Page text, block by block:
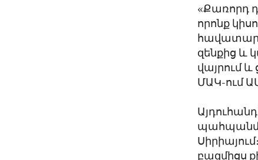
«Քառորդ
որոնք
զենքից և
վայրում
ՄԱԿ-ում
բազմիցս